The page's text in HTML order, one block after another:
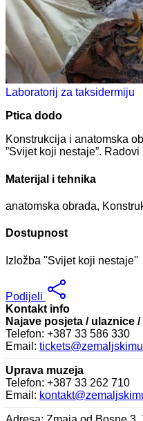
Laboratorij za taksidermiju
Ptica dodo
Konstrukcija i anatomska
”Svijet koji nestaje”. Radovi
Materijal i tehnika
anatomska obrada,
Dostupnost
Izložba ''Svijet koji nestaje''
Podijeli
Kontakt info
Najave posjeta / ulaznice
Telefon: +387 33 586 330
Email:
Uprava muzeja
Telefon: +387 33 262 710
Email: